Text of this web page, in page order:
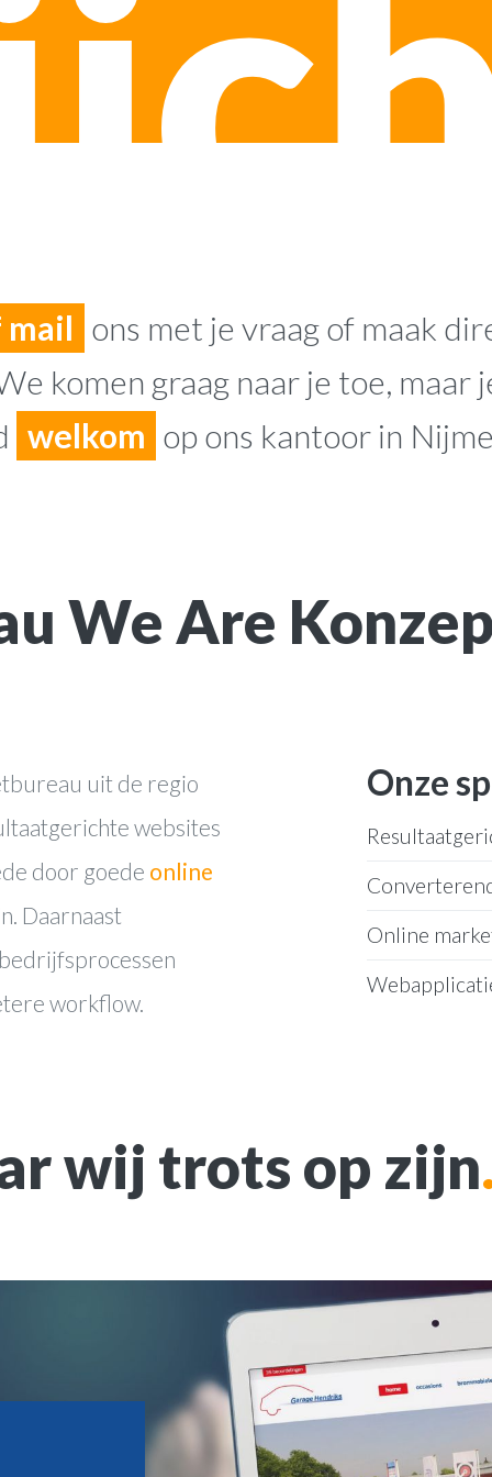
mail ons met je vraag of maak
komen graag naar je toe, maar
welkom op ons kantoor in
We Are
uit de regio
websites
door goede online
Daarnaast
workflow.
Onze
Online
wij trots op zijn